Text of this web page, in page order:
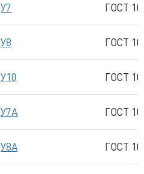
У7 ГОСТ
У8 ГОСТ
У10 ГОСТ
У7А ГОСТ
У8А ГОСТ